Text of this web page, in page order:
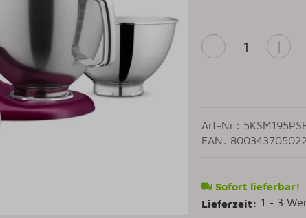
Art-Nr.:
EAN:
Sofort lieferbar!
Lieferzeit: 1 - 3